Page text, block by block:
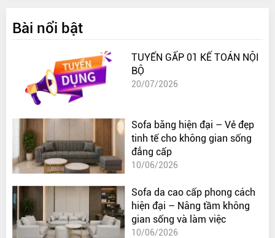
Bài nổi bật
TUYỂN GẤP 01 KẾ TOÁN NỘI
BỘ
20/07/2026
Sofa băng hiện đại – Vẻ đẹp
tinh tế cho không gian sống
đẳng cấp
10/06/2026
Sofa da cao cấp phong cách
hiện đại – Nâng tầm không
gian sống và làm việc
10/06/2026